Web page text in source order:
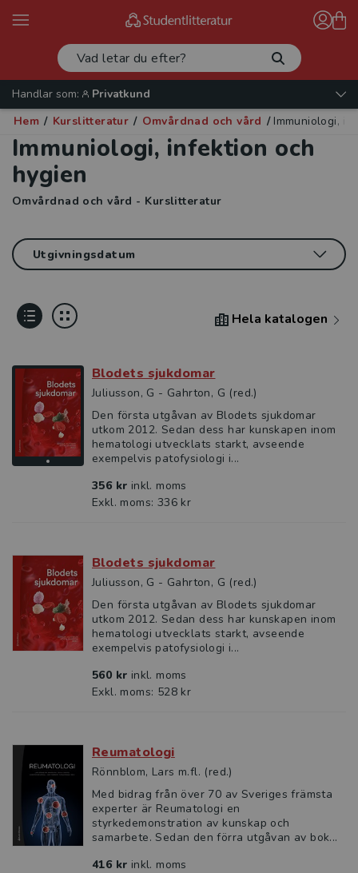
Handlar som:
Privatkund
Hem / Kurslitteratur / Omvårdnad och vård / Immuniologi,
Immuniologi, infektion och
hygien
Omvårdnad och vård - Kurslitteratur
Hela katalogen
Blodets sjukdomar
Juliusson, G - Gahrton, G (red.)
Den första utgåvan av Blodets sjukdomar
utkom 2012. Sedan dess har kunskapen inom
hematologi utvecklats starkt, avseende
exempelvis patofysiologi i...
356 kr inkl. moms
Exkl. moms: 336 kr
Blodets sjukdomar
Juliusson, G - Gahrton, G (red.)
Den första utgåvan av Blodets sjukdomar
utkom 2012. Sedan dess har kunskapen inom
hematologi utvecklats starkt, avseende
exempelvis patofysiologi i...
560 kr inkl. moms
Exkl. moms: 528 kr
Reumatologi
Rönnblom, Lars m.fl. (red.)
Med bidrag från över 70 av Sveriges främsta
experter är Reumatologi en
styrkedemonstration av kunskap och
samarbete. Sedan den förra utgåvan av bok...
416 kr inkl. moms